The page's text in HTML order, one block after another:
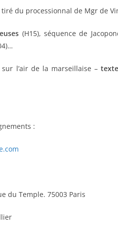
du processionnal de Mgr de
(H15), séquence de
sur l’air de la marseillaise –
:
du Temple. 75003 Paris